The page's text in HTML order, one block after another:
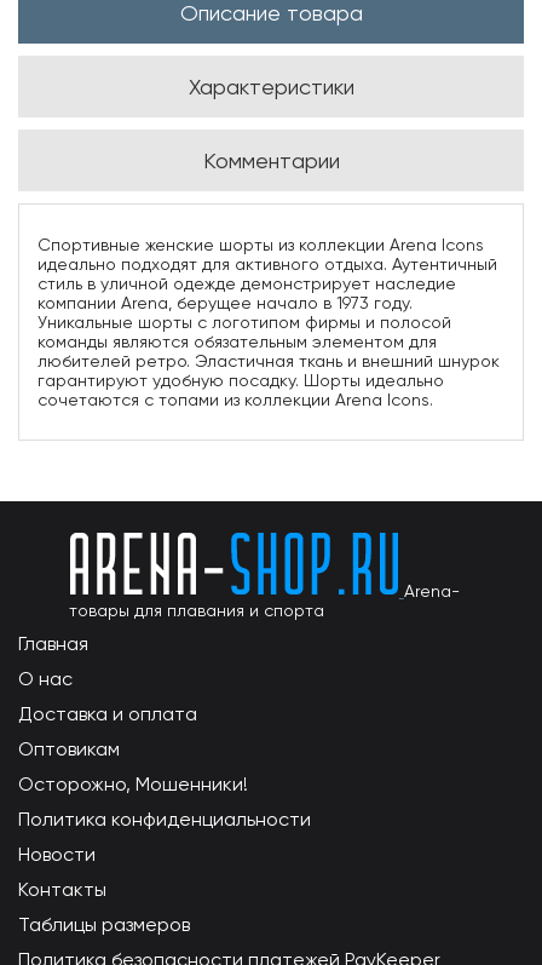
Описание товара
Характеристики
Комментарии
Спортивные женские шорты из коллекции Arena Icons
идеально подходят для активного отдыха. Аутентичный
стиль в уличной одежде демонстрирует наследие
компании Arena, берущее начало в 1973 году.
Уникальные шорты с логотипом фирмы и полосой
команды являются обязательным элементом для
любителей ретро. Эластичная ткань и внешний шнурок
гарантируют удобную посадку. Шорты идеально
сочетаются с топами из коллекции Arena Icons.
Arena-
товары для плавания и спорта
Главная
О нас
Доставка и оплата
Оптовикам
Осторожно, Мошенники!
Политика конфиденциальности
Новости
Контакты
Таблицы размеров
Политика безопасности платежей PayKeeper